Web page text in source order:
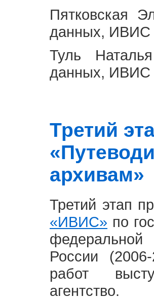
Пятковская
данных, ИВИС
Туль
данных, ИВИС
Третий
архивам»
Третий этап
«ИВИС» по
России
работ
агентство.